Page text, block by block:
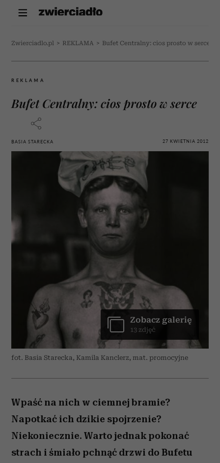
Zwierciadlo.pl > REKLAMA > Bufet Centralny: cios prosto w serce
REKLAMA
Bufet Centralny: cios prosto w serce
BASIA STARECKA 27 KWIETNIA 2012
fot. Basia Starecka, Kamila Kanclerz, mat. promocyjne
Zobacz galerię
13 zdjęć
Wpaść na nich w ciemnej bramie?
Napotkać ich dzikie spojrzenie?
Niekoniecznie. Warto jednak pokonać
strach i śmiało pchnąć drzwi do Bufetu